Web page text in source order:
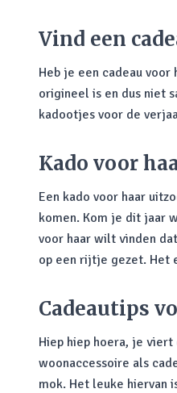
Vind een
Heb je een cadeau
origineel is en dus niet
kadootjes voor de
Kado voor
Een kado voor haar
komen. Kom je dit jaar
voor haar wilt vinden
op een rijtje gezet. Het
Cadeautips
Hiep hiep hoera, je viert
woonaccessoire als
mok. Het leuke hiervan